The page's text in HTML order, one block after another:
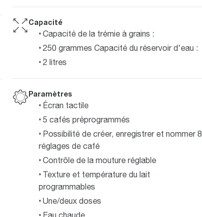
Capacité
Capacité de la trémie à grains :
250 grammes Capacité du réservoir d'eau :
2 litres
Paramètres
Écran tactile
5 cafés préprogrammés
Possibilité de créer, enregistrer et nommer 8
réglages de café
Contrôle de la mouture réglable
Texture et température du lait
programmables
Une/deux doses
Eau chaude